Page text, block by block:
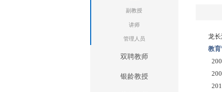
副教授
讲师
管理人员
双聘教师
银龄教授
龙
教